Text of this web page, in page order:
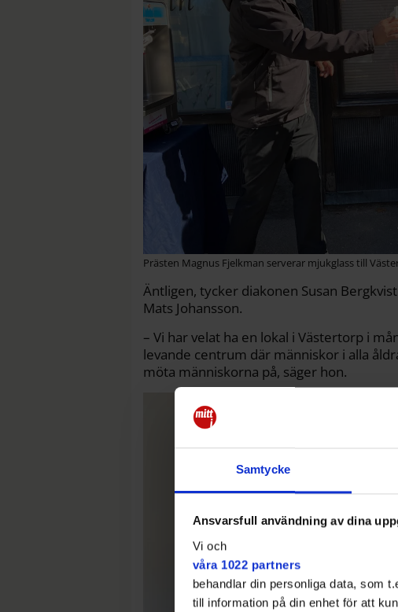
Samtycke
Ansvarsfull användning av dina
Vi och
våra 1022 partners
behandlar din personliga data, som
till information på din enhet för att
Prästen Magnus Fjelkman serverar mjukglass till
Äntligen, tycker diakonen Susan
Mats Johansson.
– Vi har velat ha en lokal i Västertorp i
levande centrum där människor i alla
möta människorna på, säger hon.